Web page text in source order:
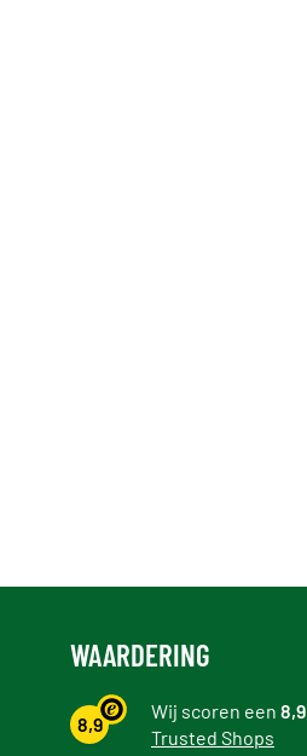
WAARDERING
8,9
Wij scoren een 8,9
Trusted Shops